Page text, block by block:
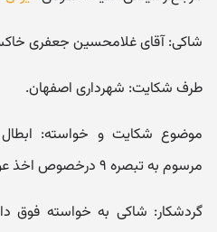
شاکی: آقای غلامحسین جعفری
طرف شکایت: شهرداری اصفهان.
موضوع شکایت و خواسته:
مرسوم به تبصره ۹ درخصوص اخذ عوارض.
گردشکار: شاکی به خواسته فوق